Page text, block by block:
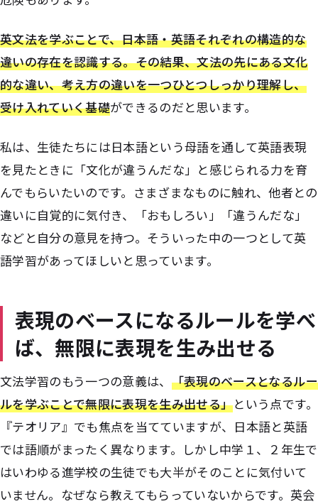
英文法を学ぶことで、日本語・英語それぞれの構造的な
違いの存在を認識する。その結果、文法の先にある文化
的な違い、考え方の違いを一つひとつしっかり理解し、
受け入れていく基礎ができるのだと思います。
私は、生徒たちには日本語という母語を通して英語表現
を見たときに「文化が違うんだな」と感じられる力を育
んでもらいたいのです。さまざまなものに触れ、他者との
違いに自覚的に気付き、「おもしろい」「違うんだな」
などと自分の意見を持つ。そういった中の一つとして英
語学習があってほしいと思っています。
表現のベースになるルールを学べ
ば、無限に表現を生み出せる
文法学習のもう一つの意義は、 「表現のベースとなるルー
ルを学ぶことで無限に表現を生み出せる」という点です。
『テオリア』でも焦点を当てていますが、日本語と英語
では語順がまったく異なります。しかし中学１、２年生で
はいわゆる進学校の生徒でも大半がそのことに気付いて
いません。なぜなら教えてもらっていないからです。英会